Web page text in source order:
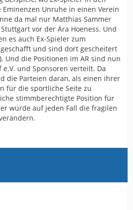
Unruhe in einen Verein
da mal nur Matthias Sammer
vor der Ära Hoeness. Und
es auch Ex-Spieler zum
und sind dort gescheitert
Und die Positionen im AR sind nun
und Sponsoren verteilt. Da
die Parteien daran, als einen ihrer
für die sportliche Seite zu
stimmberechtigte Position für
würde auf jeden Fall die fragilen